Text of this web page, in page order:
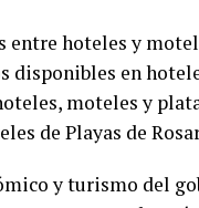
hoteles y
disponibles en
moteles y
de Playas de
y turismo del